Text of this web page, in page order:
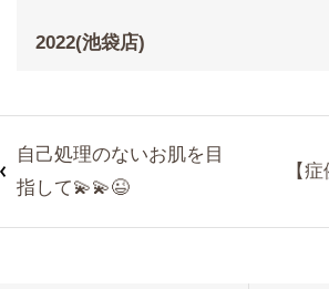
2022(池袋店)
自己処理のないお肌を目
指して💫💫😉
【